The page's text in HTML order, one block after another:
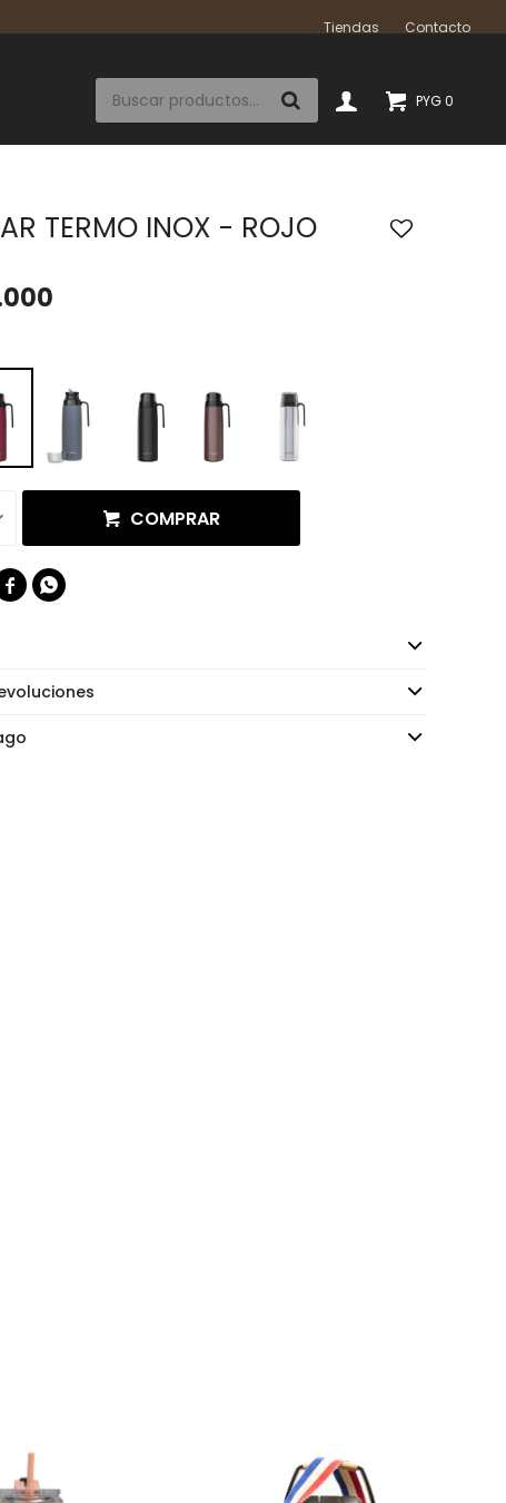
PYG0
Tiendas Contacto
TERMO INOX - ROJO
COMPRAR
 